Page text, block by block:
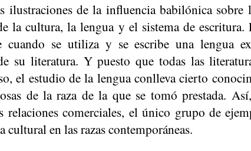
ilustraciones de la influencia babilónica
la cultura, la lengua y el sistema de
cuando se utiliza y se escribe una lengua
su literatura. Y puesto que todas las
el estudio de la lengua conlleva cierto
de la raza de la que se tomó prestada.
relaciones comerciales, el único grupo de
en las razas contemporáneas.